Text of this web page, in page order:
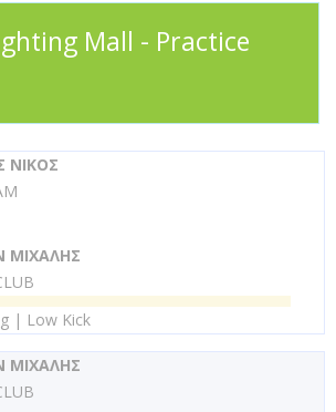
Mall - Practice
ΝΙΚΟΣ
ΜΙΧΑΛΗΣ
| Low Kick
ΜΙΧΑΛΗΣ